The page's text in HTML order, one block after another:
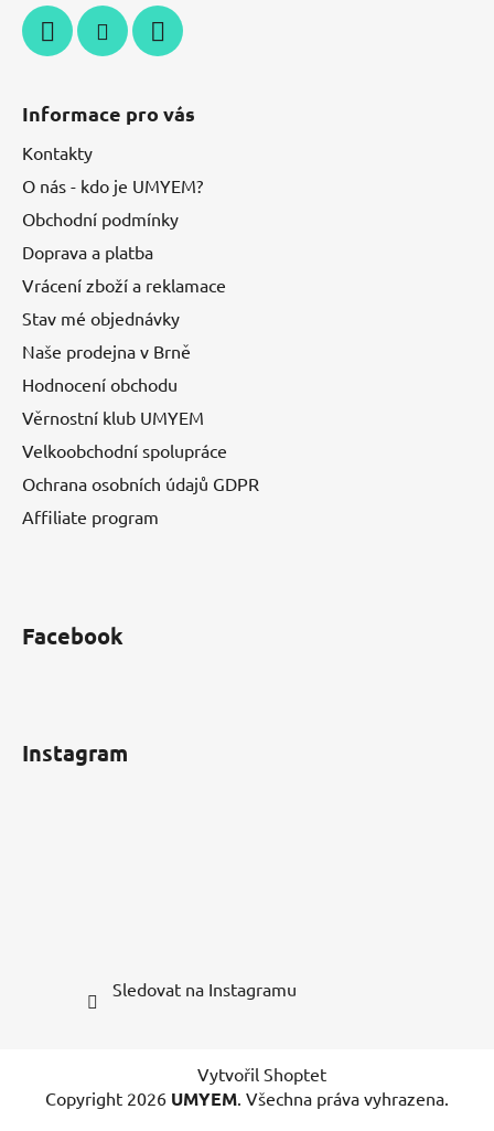
Informace pro vás
Kontakty
O nás - kdo je UMYEM?
Obchodní podmínky
Doprava a platba
Vrácení zboží a reklamace
Stav mé objednávky
Naše prodejna v Brně
Hodnocení obchodu
Věrnostní klub UMYEM
Velkoobchodní spolupráce
Ochrana osobních údajů GDPR
Affiliate program
Facebook
Instagram
Sledovat na Instagramu
Vytvořil Shoptet
Copyright 2026 UMYEM. Všechna práva vyhrazena.